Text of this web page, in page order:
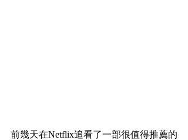
前幾天在Netflix追看了一部很值得推薦的